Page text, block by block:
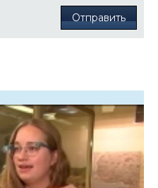
Отправить